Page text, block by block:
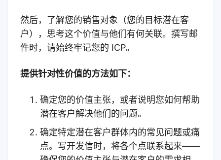
然后，了解您的销售对象（您的目标潜在客
户），思考这个价值与他们有何关联。撰写邮
件时，请始终牢记您的 ICP。
提供针对性价值的方法如下：
确定您的价值主张，或者说明您如何帮助
潜在客户解决他们的问题。
确定特定潜在客户群体内的常见问题或痛
点。 写开发信时，将各个点联系起来——